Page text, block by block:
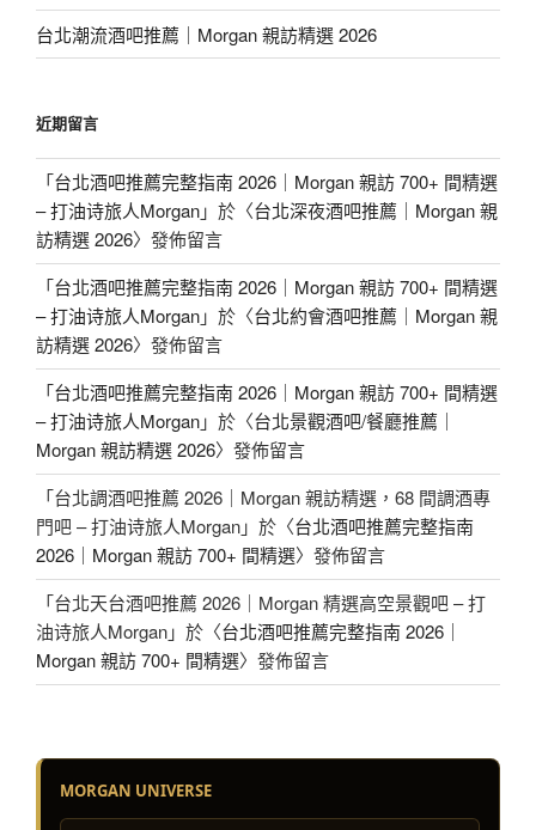
台北潮流酒吧推薦｜Morgan 親訪精選 2026
近期留言
「台北酒吧推薦完整指南 2026｜Morgan 親訪 700+ 間精選
– 打油诗旅人Morgan」於〈台北深夜酒吧推薦｜Morgan 親
訪精選 2026〉發佈留言
「台北酒吧推薦完整指南 2026｜Morgan 親訪 700+ 間精選
– 打油诗旅人Morgan」於〈台北約會酒吧推薦｜Morgan 親
訪精選 2026〉發佈留言
「台北酒吧推薦完整指南 2026｜Morgan 親訪 700+ 間精選
– 打油诗旅人Morgan」於〈台北景觀酒吧/餐廳推薦｜
Morgan 親訪精選 2026〉發佈留言
「台北調酒吧推薦 2026｜Morgan 親訪精選，68 間調酒專
門吧 – 打油诗旅人Morgan」於〈台北酒吧推薦完整指南
2026｜Morgan 親訪 700+ 間精選〉發佈留言
「台北天台酒吧推薦 2026｜Morgan 精選高空景觀吧 – 打
油诗旅人Morgan」於〈台北酒吧推薦完整指南 2026｜
Morgan 親訪 700+ 間精選〉發佈留言
MORGAN UNIVERSE